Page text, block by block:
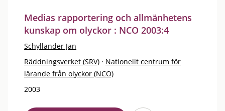
Medias rapportering och allmänhetens
kunskap om olyckor : NCO 2003:4
Schyllander Jan
Räddningsverket (SRV) · Nationellt centrum för
lärande från olyckor (NCO)
2003